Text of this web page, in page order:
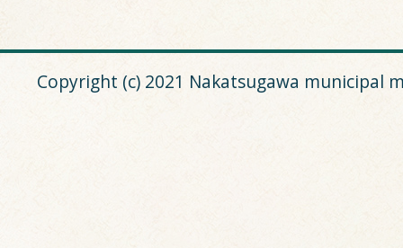
Copyright (c) 2021 Nakatsugawa municipal